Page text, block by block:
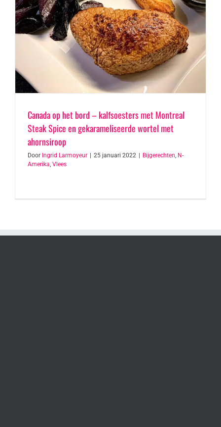
Canada op het bord – kalfsoesters met Montreal
Steak Spice en gekarameliseerde wortel met
ahornsiroop
Door Ingrid Larmoyeur 25 januari 2022 Bijgerechten, N-
Amerika, Vlees